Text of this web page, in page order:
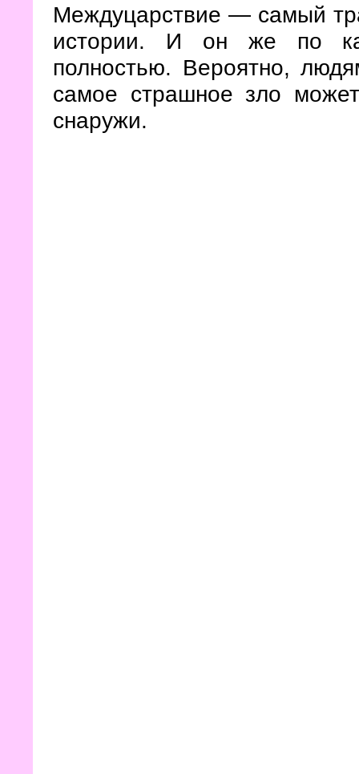
Междуцарствие — самый
истории. И он же по
полностью. Вероятно,
самое страшное зло
снаружи.